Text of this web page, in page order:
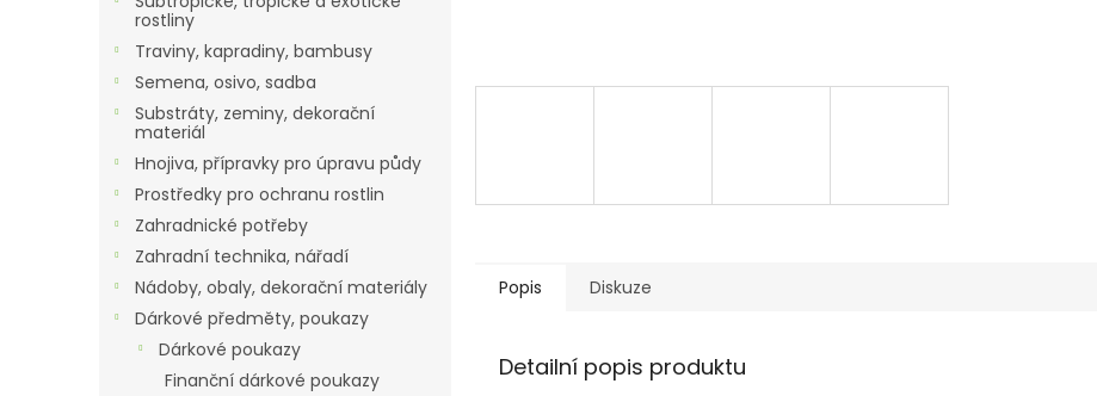
rostliny
Traviny, kapradiny, bambusy
Semena, osivo, sadba
Substráty, zeminy, dekorační
materiál
Hnojiva, přípravky pro úpravu půdy
Prostředky pro ochranu rostlin
Zahradnické potřeby
Zahradní technika, nářadí
Nádoby, obaly, dekorační materiály
Dárkové předměty, poukazy
Dárkové poukazy
Finanční dárkové poukazy
Popis Diskuze
Detailní popis produktu